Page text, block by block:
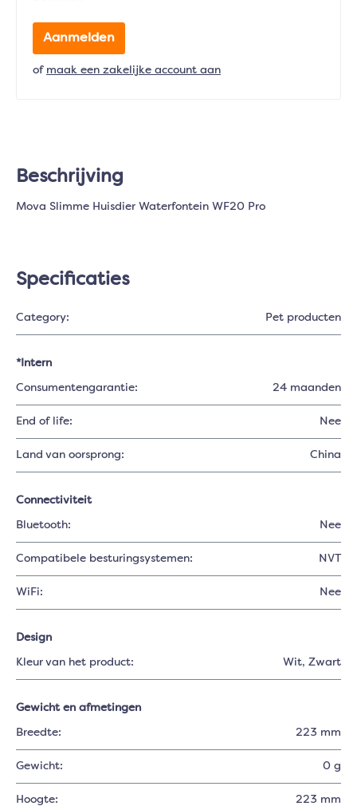
Aanmelden
of maak een zakelijke account aan
Beschrijving
Mova Slimme Huisdier Waterfontein WF20 Pro
Specificaties
Category: Pet producten
*Intern
Consumentengarantie: 24 maanden
End of life: Nee
Land van oorsprong: China
Connectiviteit
Bluetooth: Nee
Compatibele besturingsystemen: NVT
WiFi: Nee
Design
Kleur van het product: Wit, Zwart
Gewicht en afmetingen
Breedte: 223 mm
Gewicht: 0 g
Hoogte: 223 mm